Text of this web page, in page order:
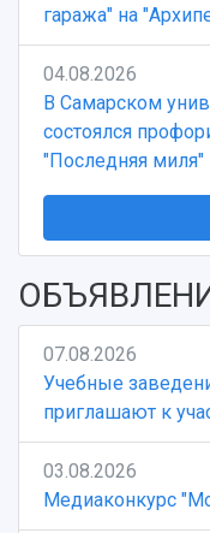
гаража" на
04.08.2026
В Самарском
состоялся
"Последняя миля"
07.08.2026
Учебные
приглашают к
03.08.2026
Медиаконкурс